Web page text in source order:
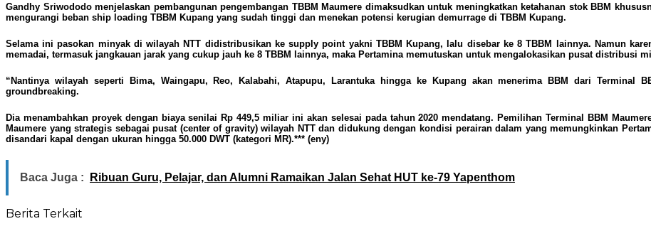
Gandhy Sriwododo menjelaskan pembangunan pengembangan TBBM Maumere dimaksudkan untuk meningkatkan ketahanan stok BBM
mengurangi beban ship loading TBBM Kupang yang sudah tinggi dan menekan potensi kerugian demurrage di TBBM Kupang.
Selama ini pasokan minyak di wilayah NTT didistribusikan ke supply point yakni TBBM Kupang, lalu disebar ke 8 TBBM lainnya. Namun
memadai, termasuk jangkauan jarak yang cukup jauh ke 8 TBBM lainnya, maka Pertamina memutuskan untuk mengalokasikan pusat distribusi
“Nantinya wilayah seperti Bima, Waingapu, Reo, Kalabahi, Atapupu, Larantuka hingga ke Kupang akan menerima BBM dari Terminal
groundbreaking.
Dia menambahkan proyek dengan biaya senilai Rp 449,5 miliar ini akan selesai pada tahun 2020 mendatang. Pemilihan Terminal BBM
Maumere yang strategis sebagai pusat (center of gravity) wilayah NTT dan didukung dengan kondisi perairan dalam yang memungkinkan
disandari kapal dengan ukuran hingga 50.000 DWT (kategori MR).*** (eny)
Baca Juga : Ribuan Guru, Pelajar, dan Alumni Ramaikan Jalan Sehat HUT ke-79 Yapenthom
Berita Terkait